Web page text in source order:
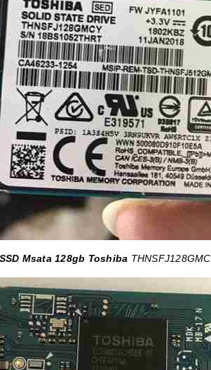
SSD Msata 128gb Toshiba